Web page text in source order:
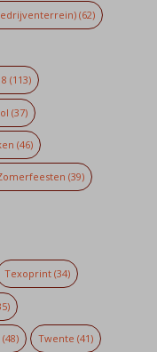
(62)
(113)
(37)
(46)
(39)
Texoprint (34)
(48) Twente (41)